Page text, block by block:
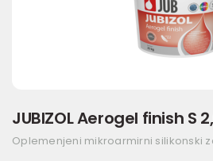
JUBIZOL Aerogel finish S
Oplemenjeni mikroarmirni silikonski